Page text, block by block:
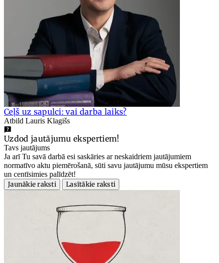
Ceļš uz sapulci: vai darba laiks?
Atbild Lauris Klagišs
Uzdod jautājumu ekspertiem!
Tavs jautājums
Ja arī Tu savā darbā esi saskāries ar neskaidriem jautājumiem
normatīvo aktu piemērošanā, sūti savu jautājumu mūsu ekspertiem
un centīsimies palīdzēt!
Jaunākie raksti
Lasītākie raksti